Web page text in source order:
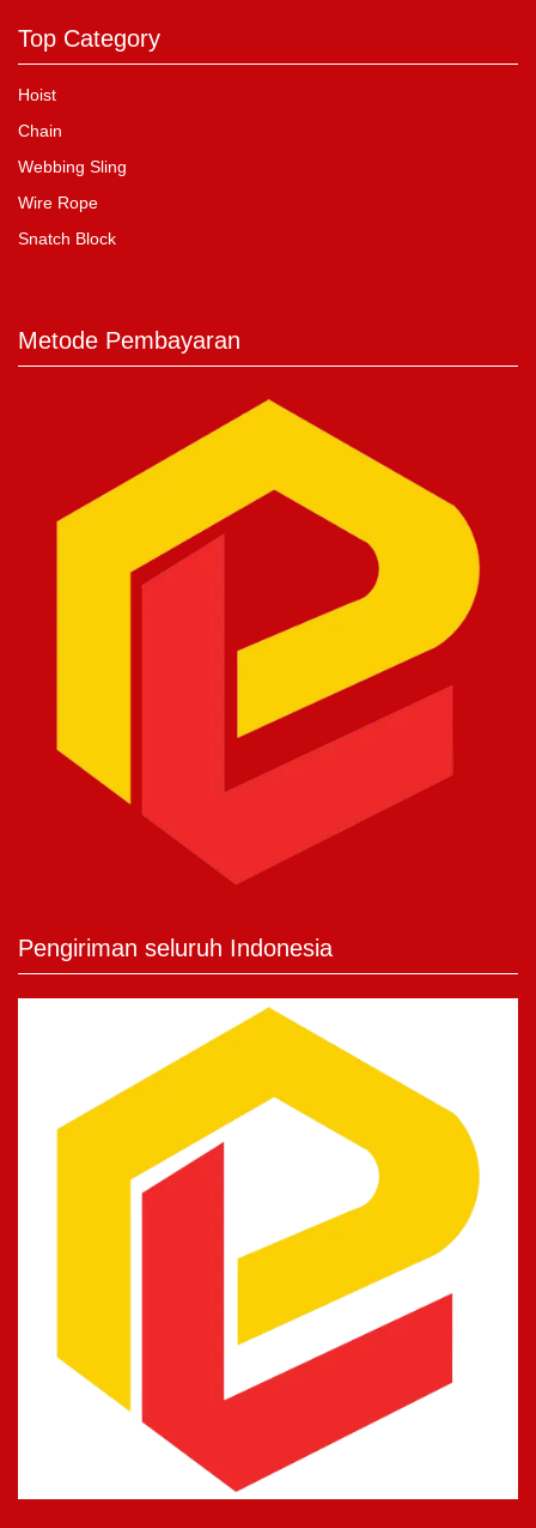
Top Category
Hoist
Chain
Webbing Sling
Wire Rope
Snatch Block
Metode Pembayaran
Pengiriman seluruh Indonesia